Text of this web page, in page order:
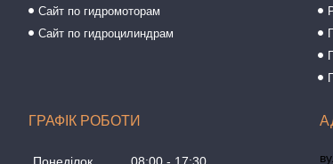
Сайт по гидромоторам
Сайт по гидроцилиндрам
ГРАФІК РОБОТИ